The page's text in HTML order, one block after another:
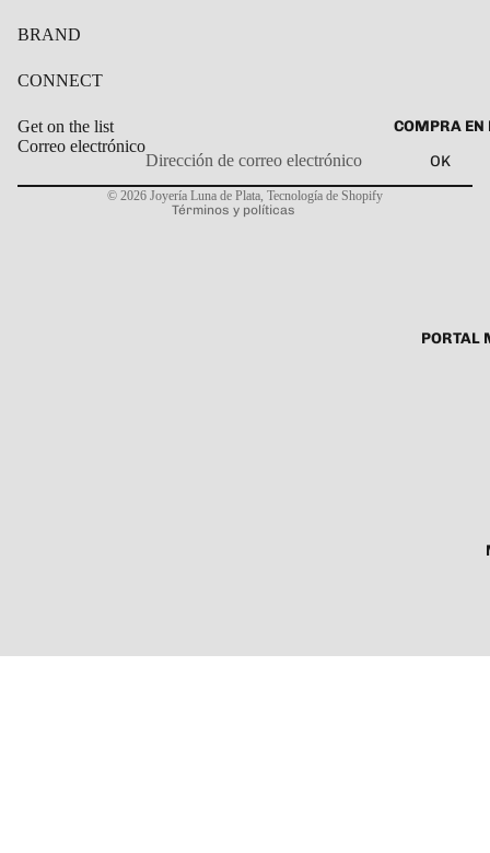
COMPRA EN
PORTAL
BRAND
CONNECT
Get on the list
Correo electrónico
OK
© 2026 Joyería Luna de Plata Tecnología de Shopify
Términos y políticas
Política de privacidad